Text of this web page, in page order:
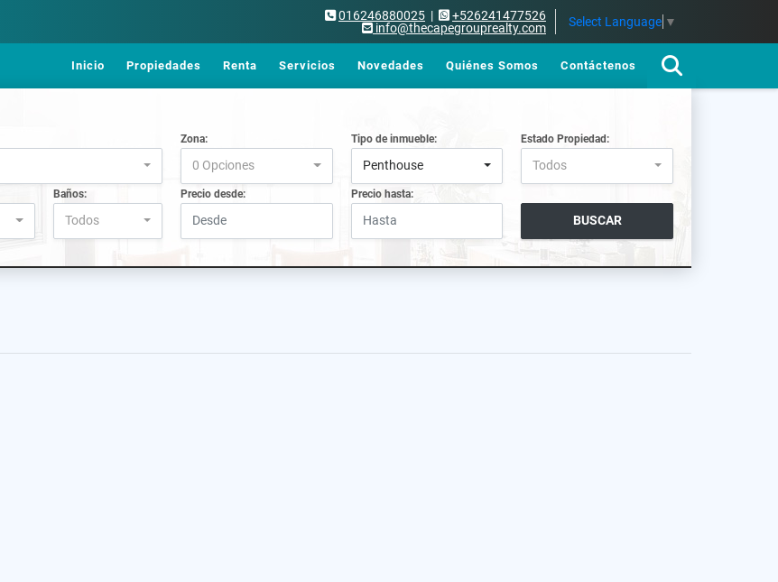
016246880025 |
+526241477526
info@thecapegrouprealty.com
Select Language ▼
Inicio Propiedades Renta Servicios Novedades Quiénes Somos Contáctenos
Zona:
0 Opciones
Tipo de inmueble:
Penthouse
Estado Propiedad:
Todos
Baños:
Todos
Precio desde: Precio hasta:
BUSCAR